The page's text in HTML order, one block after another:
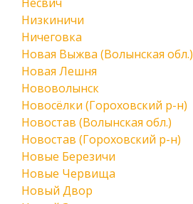
Низкиничи
Ничеговка
Новая Выжва (Волынская обл.)
Новая Лешня
Нововолынск
Новосёлки (Гороховский р-н)
Новостав (Волынская обл.)
Новостав (Гороховский р-н)
Новые Березичи
Новые Червища
Новый Двор